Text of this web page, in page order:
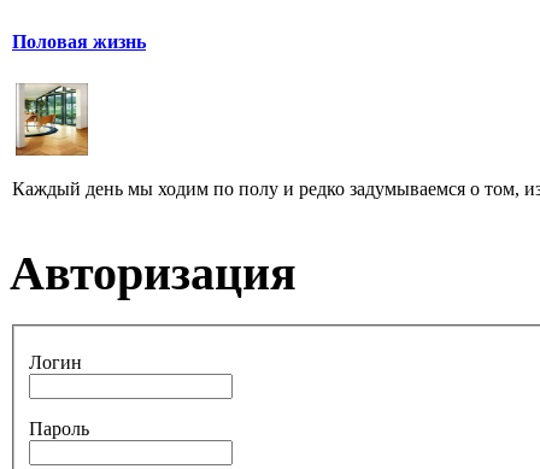
Половая жизнь
Каждый день мы ходим по полу и редко задумываемся о том,
Авторизация
Логин
Пароль